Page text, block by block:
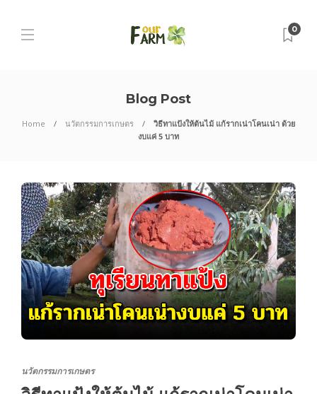
0
Blog Post
Home นวัตกรรมการเกษตร
วิธีทาแป้งให้ต้นไม้ แก้รากเน่าโคนเน่า ด้วย
งบแค่ 5 บาท
นวัตกรรมการเกษตร